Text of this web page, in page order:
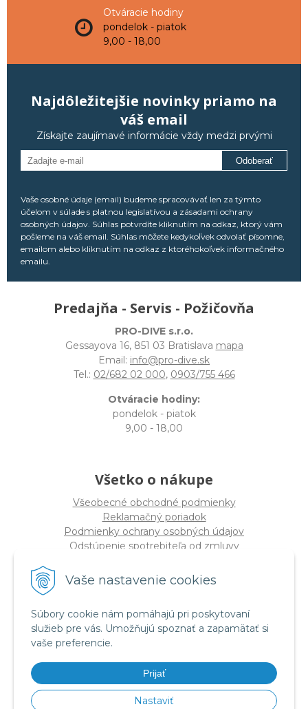
Vaše nastavenie cookies
Súbory cookie nám pomáhajú pri poskytovaní
služieb pre vás. Umožňujú spoznať a zapamätať si
vaše preferencie.
Prijať
Nastaviť
Otváracie hodiny
pondelok - piatok
9,00 - 18,00
Najdôležitejšie novinky priamo na
váš email
Získajte zaujímavé informácie vždy medzi prvými
Odoberať
Vaše osobné údaje (email) budeme spracovávať len za týmto
účelom v súlade s platnou legislatívou a zásadami ochrany
osobných údajov. Súhlas potvrdíte kliknutím na odkaz, ktorý vám
pošleme na váš email. Súhlas môžete kedykoľvek odvolať písomne,
emailom alebo kliknutím na odkaz z ktoréhokoľvek informačného
emailu.
Predajňa - Servis - Požičovňa
PRO-DIVE s.r.o.
Gessayova 16, 851 03 Bratislava mapa
Email: info@pro-dive.sk
Tel.: 02/682 02 000, 0903/755 466
Otváracie hodiny:
pondelok - piatok
9,00 - 18,00
Všetko o nákupe
Všeobecné obchodné podmienky
Reklamačný poriadok
Podmienky ochrany osobných údajov
Odstúpenie spotrebiteľa od zmluvy
O spoločnosti
PRO-DIVE s.r.o
Dulovo námestie 12, 821 08 Bratislava
(Sídlo nie PREDAJŇA
DIČ: 2020294320
IČ DPH SK2020294320